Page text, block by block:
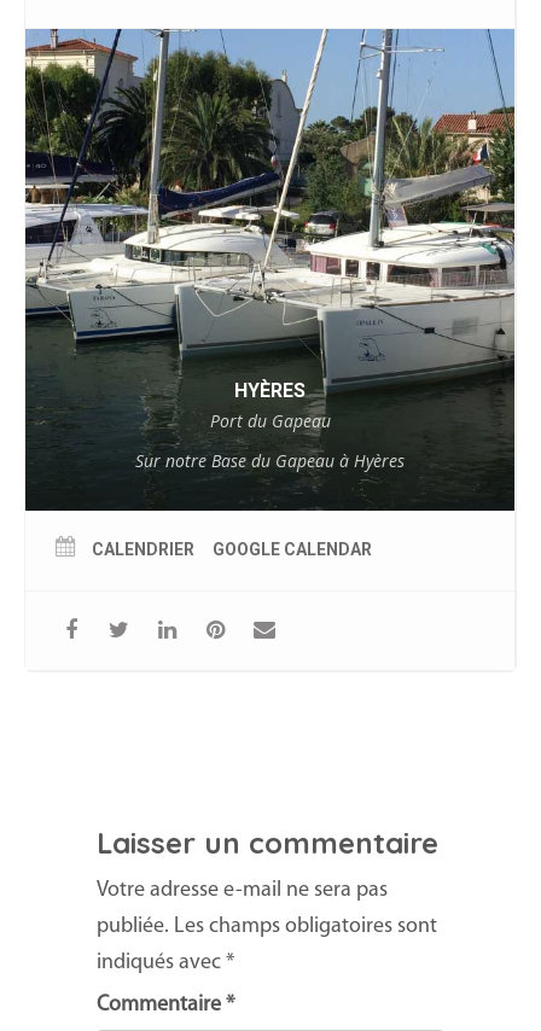
HYÈRES
Port du Gapeau
Sur notre Base du Gapeau à Hyères
CALENDRIER GOOGLE CALENDAR
Laisser un commentaire
Votre adresse e-mail ne sera pas
publiée. Les champs obligatoires sont
indiqués avec *
Commentaire *